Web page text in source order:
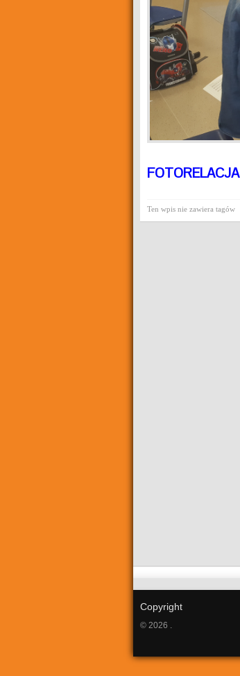
FOTORELACJA
Ten wpis nie zawiera tagów
Copyright
© 2026 .